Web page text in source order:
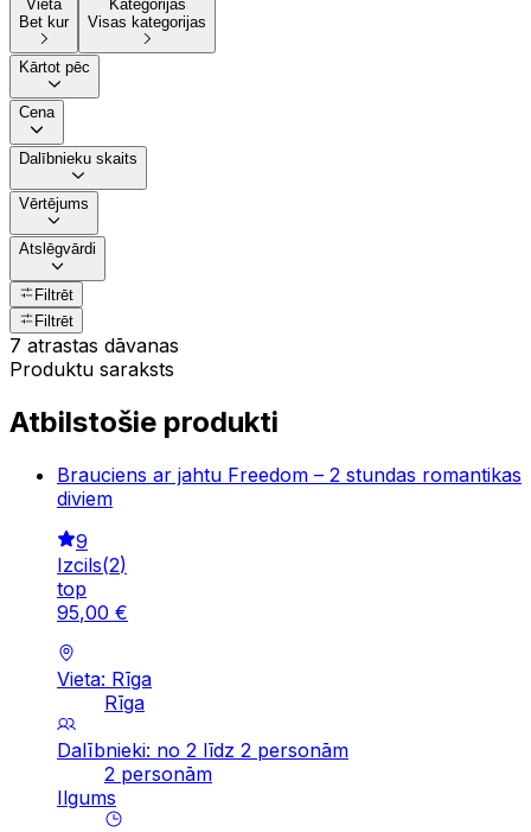
Vieta
Bet kur
Kategorijas
Visas kategorijas
Kārtot pēc
Cena
Dalībnieku skaits
Vērtējums
Atslēgvārdi
Filtrēt
Filtrēt
7 atrastas dāvanas
Produktu saraksts
Atbilstošie produkti
Brauciens ar jahtu Freedom – 2 stundas romantikas
diviem
9
Izcils(2)
top
95,00 €
Vieta: Rīga
Rīga
Dalībnieki: no 2 līdz 2 personām
2 personām
Ilgums